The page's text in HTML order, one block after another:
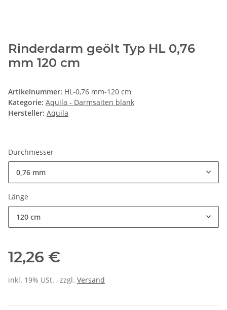
Rinderdarm geölt Typ HL 0,76
mm 120 cm
Artikelnummer: HL-0,76 mm-120 cm
Kategorie: Aquila - Darmsaiten blank
Hersteller: Aquila
Durchmesser
0,76 mm
Länge
120 cm
12,26 €
inkl. 19% USt. , zzgl. Versand